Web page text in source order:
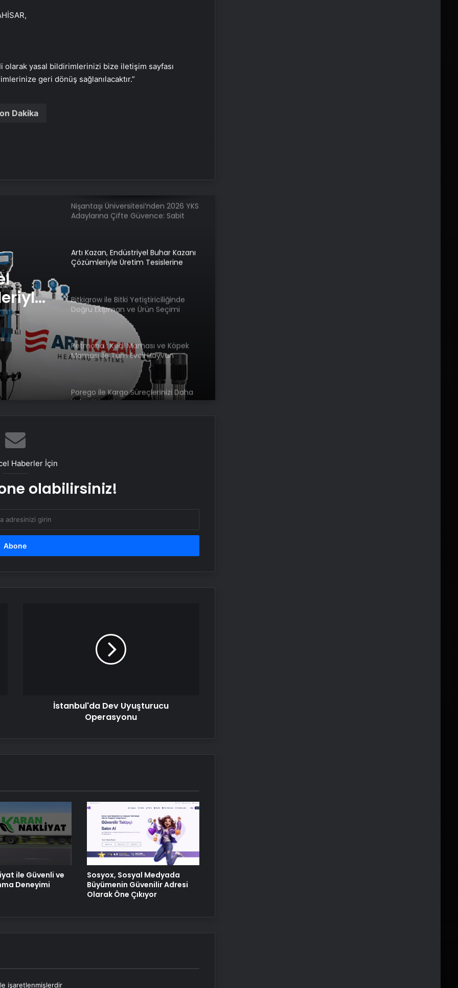
olarak yasal bildirimlerinizi bize iletişim sayfası
geri dönüş sağlanılacaktır.”
Dakika
İnternet Ve Fiber Internet Rehberi
Nişantaşı Üniversitesi’nden 2026 YKS
Adaylarına Çifte Güvence: Sabit
Artı Kazan, Endüstriyel Buhar Kazanı
Çözümleriyle Üretim Tesislerine
Bitkigrow ile Bitki Yetiştiriciliğinde
Doğru Ekipman ve Ürün Seçimi
Petmona : Kedi Maması ve Köpek
Maması İle Tüm Evcil Hayvan
Porego ile Kargo Süreçlerinizi Daha
Kolay Yönetin
Esat Bey Shop ile Sosyal Medya
Hizmetlerinde Güçlü Panel
Nişantaşı Üniversitesi’nden 2026 YKS
Artı Kazan, Endüstriyel Buhar Kazanı
Çözümleriyle Üretim Tesislerine
Petmona : Kedi Maması ve Köpek
Maması İle Tüm Evcil Hayvan
Porego ile Kargo Süreçlerinizi Daha
Kolay Yönetin
Haberler İçin
olabilirsiniz!
İstanbul'da Dev Uyuşturucu
Operasyonu
ile Güvenli ve
Deneyimi
Sosyox, Sosyal Medyada
Büyümenin Güvenilir Adresi
Olarak Öne Çıkıyor
işaretlenmişlerdir